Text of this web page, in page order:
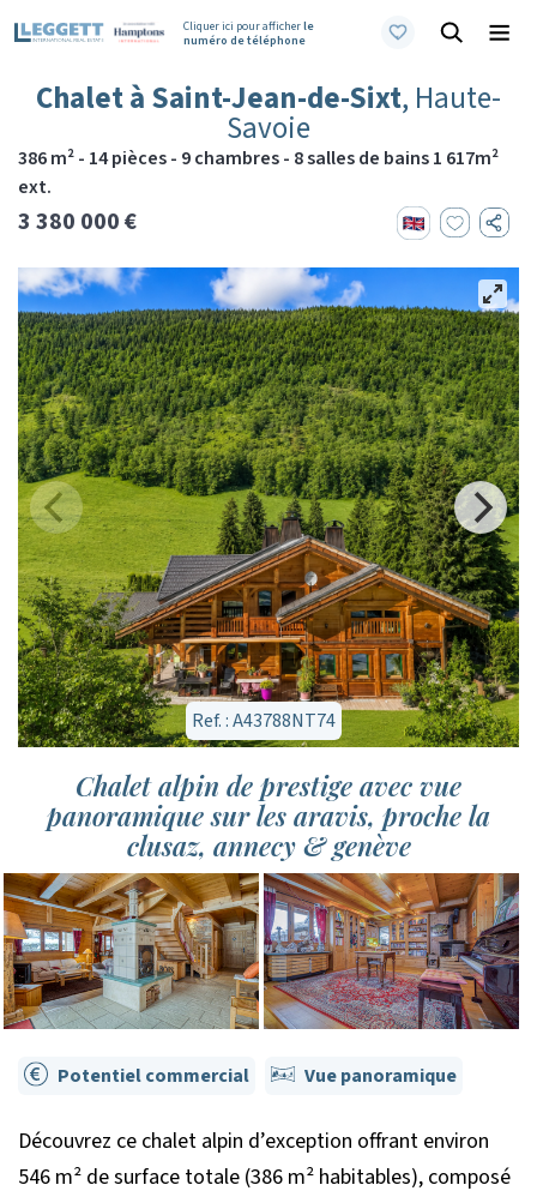
Cliquer ici pour afficherle
numéro de téléphone
Chalet à Saint-Jean-de-Sixt, Haute-
Savoie
386 m² - 14 pièces - 9 chambres - 8 salles de bains 1 617m²
ext.
3 380 000 €
Ref. : A43788NT74
Chalet alpin de prestige avec vue
panoramique sur les aravis, proche la
clusaz, annecy & genève
Potentiel commercial Vue panoramique
Découvrez ce chalet alpin d’exception offrant environ
546 m² de surface totale (386 m² habitables), composé